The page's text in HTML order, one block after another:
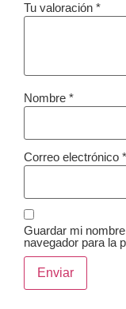
Tu valoración *
Nombre *
Correo electrónico *
Guardar mi
navegador para la